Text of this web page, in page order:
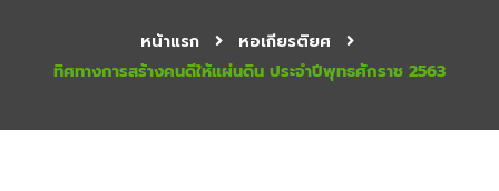
หน้าแรก
หอเกียรติยศ
ทิศทางการสร้างคนดีให้แผ่นดิน ประจำปีพุทธศักราช 2563